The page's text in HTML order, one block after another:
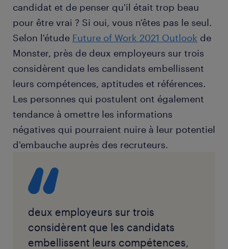
candidat et de penser qu'il était trop beau
pour être vrai ? Si oui, vous n'êtes pas le seul.
Selon l'étude Future of Work 2021 Outlook de
Monster, près de deux employeurs sur trois
considèrent que les candidats embellissent
leurs compétences, aptitudes et références.
Les personnes qui postulent ont également
tendance à omettre les informations
négatives qui pourraient nuire à leur potentiel
d'embauche auprès des recruteurs.
deux employeurs sur trois
considèrent que les candidats
embellissent leurs compétences,